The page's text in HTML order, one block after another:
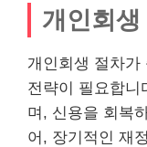
개인회
개인회생 절차가
전략이 필요합니
며, 신용을 회복
어, 장기적인 재